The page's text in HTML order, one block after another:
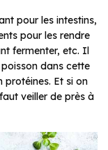
pour les intestins,
pour les rendre
fermenter, etc. Il
dans cette
protéines. Et si on
veiller de près à